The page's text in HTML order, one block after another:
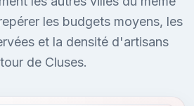
les budgets moyens, les
et la densité d'artisans
de Cluses.